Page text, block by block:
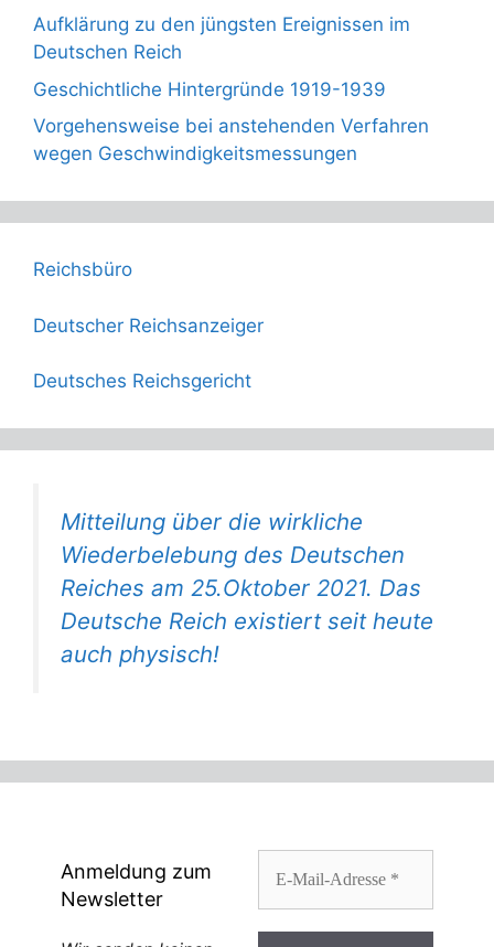
Aufklärung zu den jüngsten Ereignissen im
Deutschen Reich
Geschichtliche Hintergründe 1919-1939
Vorgehensweise bei anstehenden Verfahren
wegen Geschwindigkeitsmessungen
Reichsbüro
Deutscher Reichsanzeiger
Deutsches Reichsgericht
Mitteilung über die wirkliche
Wiederbelebung des Deutschen
Reiches am 25.Oktober 2021. Das
Deutsche Reich existiert seit heute
auch physisch!
Anmeldung zum
Newsletter